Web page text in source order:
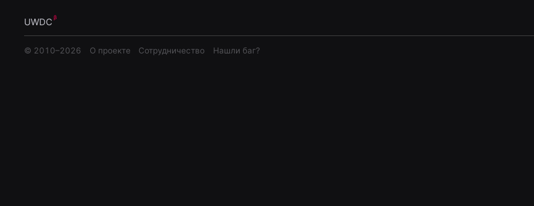
UWDC
© 2010–2026 О проекте Сотрудничество Нашли баг?